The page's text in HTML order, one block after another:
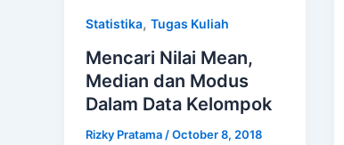
Statistika, Tugas Kuliah
Mencari Nilai Mean,
Median dan Modus
Dalam Data Kelompok
Rizky Pratama /October 8, 2018